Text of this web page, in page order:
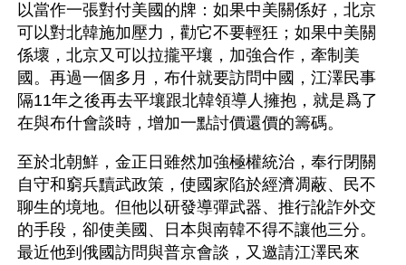
以當作一張對付美國的牌：如果中美關係好，北京
可以對北韓施加壓力，勸它不要輕狂；如果中美關
係壞，北京又可以拉攏平壤，加強合作，牽制美
國。再過一個多月，布什就要訪問中國，江澤民事
隔11年之後再去平壤跟北韓領導人擁抱，就是爲了
在與布什會談時，增加一點討價還價的籌碼。
至於北朝鮮，金正日雖然加強極權統治，奉行閉關
自守和窮兵黷武政策，使國家陷於經濟凋蔽、民不
聊生的境地。但他以研發導彈武器、推行訛詐外交
的手段，卻使美國、日本與南韓不得不讓他三分。
最近他到俄國訪問與普京會談，又邀請江澤民來